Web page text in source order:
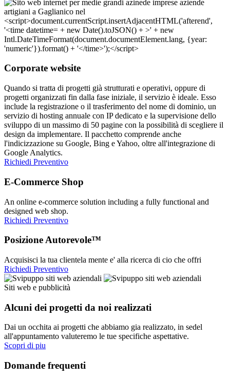
Corporate website
Quando si tratta di progetti già strutturati e operativi, oppure di
progetti organizzati fin dalla fase iniziale, il servizio è ideale. Esso
include la registrazione o il trasferimento del nome di dominio, un
servizio di hosting annuale con IP dedicato e la supervisione dello
sviluppo di un massimo di 50 pagine con la possibilità di scegliere il
design da implementare. Il pacchetto comprende anche
l'indicizzazione su Google, Bing e Yahoo, oltre all'integrazione di
Google Analytics.
Richiedi Preventivo
E-Commerce Shop
An online e-commerce solution including a fully functional and
designed web shop.
Richiedi Preventivo
Posizione Autorevole™
Acquisisci la tua clientela mente e' alla ricerca di cio che offri
Richiedi Preventivo
Siti web e pubblicità
Alcuni dei progetti da noi realizzati
Dai un occhita ai progetti che abbiamo gia realizzato, in sedel
all'appuntamento valuteremo le tue specifiche aspettative.
Scopri di piu
Domande frequenti